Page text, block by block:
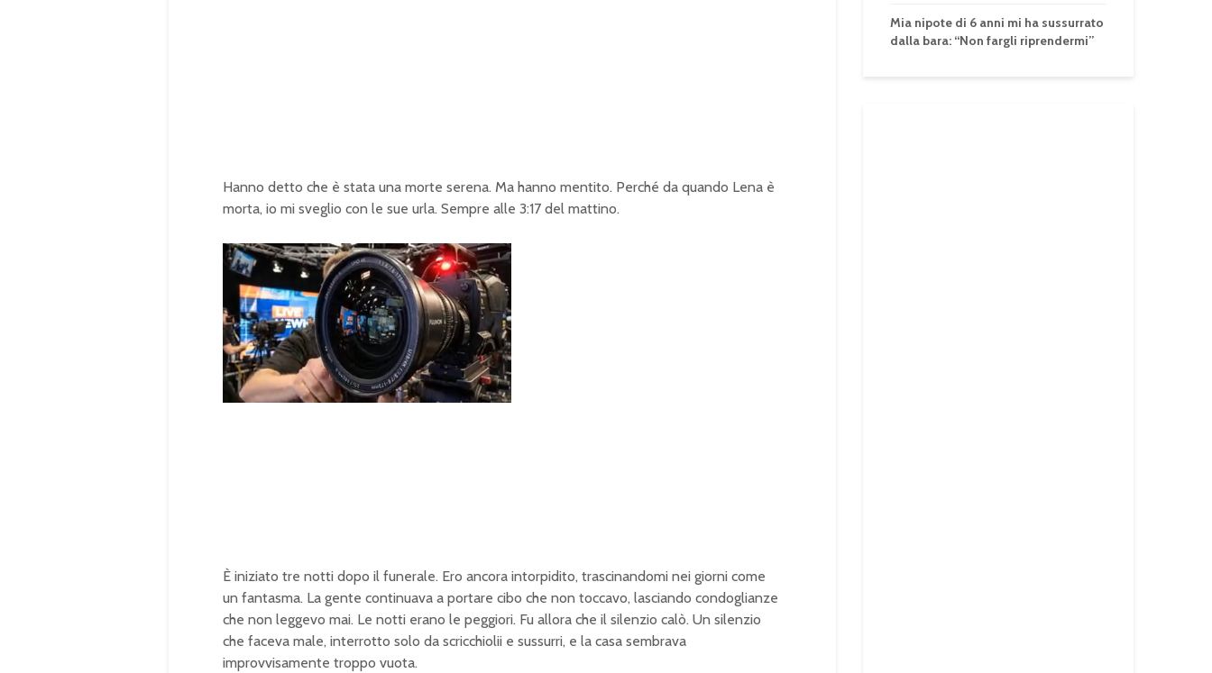
Hanno detto che è stata una morte serena. Ma hanno mentito. Perché da quando Lena è
morta, io mi sveglio con le sue urla. Sempre alle 3:17 del mattino.
n
m
L
o
È iniziato tre notti dopo il funerale. Ero ancora intorpidito, trascinandomi nei giorni come
un fantasma. La gente continuava a portare cibo che non toccavo, lasciando condoglianze
che non leggevo mai. Le notti erano le peggiori. Fu allora che il silenzio calò. Un silenzio
che faceva male, interrotto solo da scricchiolii e sussurri, e la casa sembrava
improvvisamente troppo vuota.
Mia nipote di 6 anni mi ha sussurrato
dalla bara: “Non fargli riprendermi”